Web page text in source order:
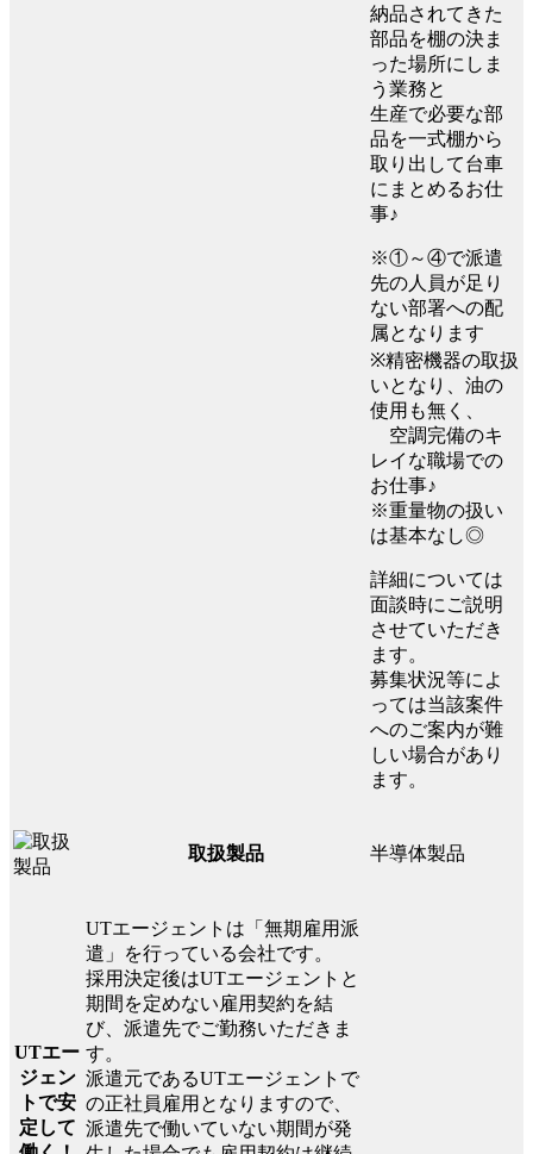
納品されてきた
部品を棚の決ま
った場所にしま
う業務と
生産で必要な部
品を一式棚から
取り出して台車
にまとめるお仕
事♪
※①～④で派遣
先の人員が足り
ない部署への配
属となります
※精密機器の取扱
いとなり、油の
使用も無く、
空調完備のキ
レイな職場での
お仕事♪
※重量物の扱い
は基本なし◎
詳細については
面談時にご説明
させていただき
ます。
募集状況等によ
っては当該案件
へのご案内が難
しい場合があり
ます。
取扱製品 半導体製品
UTエー
ジェン
トで安
定して
UTエージェントは「無期雇用派
遣」を行っている会社です。
採用決定後はUTエージェントと
期間を定めない雇用契約を結
び、派遣先でご勤務いただきま
す。
派遣元であるUTエージェントで
の正社員雇用となりますので、
派遣先で働いていない期間が発